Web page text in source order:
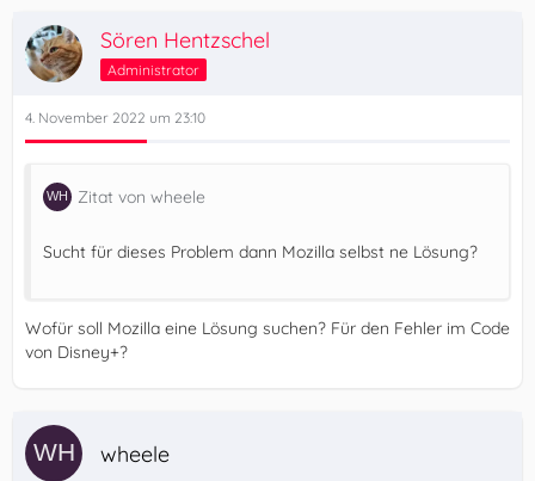
Sören Hentzschel
Administrator
4. November 2022 um 23:10
Zitat von wheele
Sucht für dieses Problem dann Mozilla selbst ne Lösung?
Wofür soll Mozilla eine Lösung suchen? Für den Fehler im Code
von Disney+?
wheele